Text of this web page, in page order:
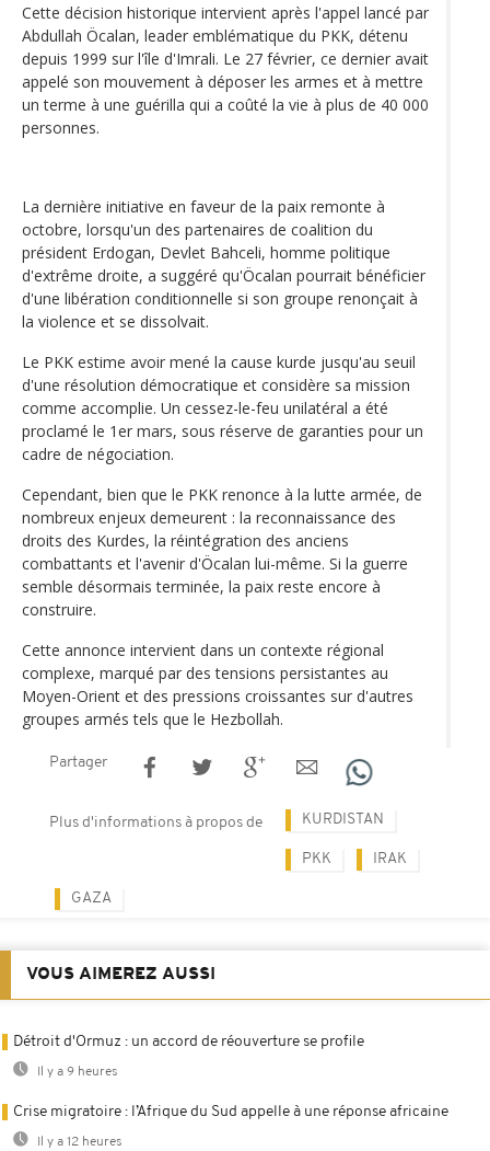
Cette décision historique intervient après l'appel lancé par
Abdullah Öcalan, leader emblématique du PKK, détenu
depuis 1999 sur l'île d'Imrali. Le 27 février, ce dernier avait
appelé son mouvement à déposer les armes et à mettre
un terme à une guérilla qui a coûté la vie à plus de 40 000
personnes.
La dernière initiative en faveur de la paix remonte à
octobre, lorsqu'un des partenaires de coalition du
président Erdogan, Devlet Bahceli, homme politique
d'extrême droite, a suggéré qu'Öcalan pourrait bénéficier
d'une libération conditionnelle si son groupe renonçait à
la violence et se dissolvait.
Le PKK estime avoir mené la cause kurde jusqu'au seuil
d'une résolution démocratique et considère sa mission
comme accomplie. Un cessez-le-feu unilatéral a été
proclamé le 1er mars, sous réserve de garanties pour un
cadre de négociation.
Cependant, bien que le PKK renonce à la lutte armée, de
nombreux enjeux demeurent : la reconnaissance des
droits des Kurdes, la réintégration des anciens
combattants et l'avenir d'Öcalan lui-même. Si la guerre
semble désormais terminée, la paix reste encore à
construire.
Cette annonce intervient dans un contexte régional
complexe, marqué par des tensions persistantes au
Moyen-Orient et des pressions croissantes sur d'autres
groupes armés tels que le Hezbollah.
Partager
Plus d'informations à propos de KURDISTAN
PKK IRAK
GAZA
VOUS AIMEREZ AUSSI
Détroit d'Ormuz : un accord de réouverture se profile
Il y a 9 heures
Crise migratoire : l’Afrique du Sud appelle à une réponse africaine
Il y a 12 heures